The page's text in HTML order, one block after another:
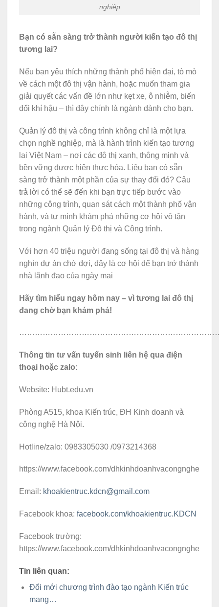
nghiệp
Bạn có sẵn sàng trở thành người kiến tạo đô thị
tương lai?
Nếu bạn yêu thích những thành phố hiện đại, tò mò
về cách một đô thị vận hành, hoặc muốn tham gia
giải quyết các vấn đề lớn như kẹt xe, ô nhiễm, biến
đổi khí hậu – thì đây chính là ngành dành cho bạn.
Quản lý đô thị và công trình không chỉ là một lựa
chọn nghề nghiệp, mà là hành trình kiến tạo tương
lai Việt Nam – nơi các đô thị xanh, thông minh và
bền vững được hiện thực hóa. Liệu bạn có sẵn
sàng trở thành một phần của sự thay đổi đó? Câu
trả lời có thể sẽ đến khi bạn trực tiếp bước vào
những công trình, quan sát cách một thành phố vận
hành, và tự mình khám phá những cơ hội vô tận
trong ngành Quản lý Đô thị và Công trình.
Với hơn 40 triệu người đang sống tại đô thị và hàng
nghìn dự án chờ đợi, đây là cơ hội để bạn trở thành
nhà lãnh đạo của ngày mai
Hãy tìm hiểu ngay hôm nay – vì tương lai đô thị
đang chờ bạn khám phá!
Thông tin tư vấn tuyển sinh liên hệ qua điện
thoại hoặc zalo:
Website: Hubt.edu.vn
Phòng A515, khoa Kiến trúc, ĐH Kinh doanh và
công nghệ Hà Nội.
Hotline/zalo: 0983305030 /0973214368
https://www.facebook.com/dhkinhdoanhvacongnghe
Email: khoakientruc.kdcn@gmail.com
Facebook khoa: facebook.com/khoakientruc.KDCN
Facebook trường:
https://www.facebook.com/dhkinhdoanhvacongnghe
Tin liên quan:
Đổi mới chương trình đào tạo ngành Kiến trúc
mang…